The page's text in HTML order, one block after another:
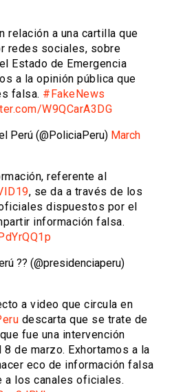
relación a una cartilla que
redes sociales, sobre
Estado de Emergencia
a la opinión pública que
falsa. #FakeNews
W9QCarA3DG
Perú (@PoliciaPeru) March
referente al
, se da a través de los
dispuestos por el
información falsa.
?? (@presidenciaperu)
a video que circula en
descarta que se trate de
fue una intervención
de marzo. Exhortamos a la
eco de información falsa
a los canales oficiales.